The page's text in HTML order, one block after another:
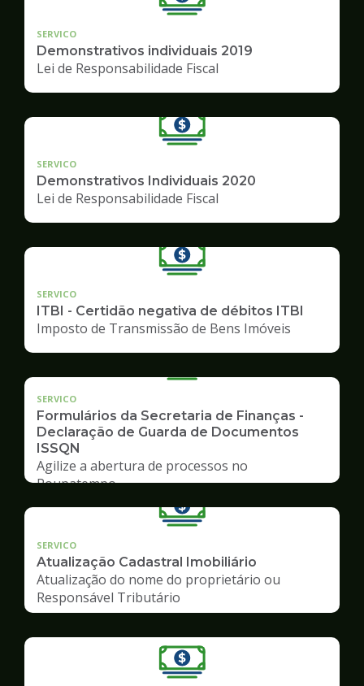
SERVICO
Demonstrativos individuais 2019
Lei de Responsabilidade Fiscal
SERVICO
Demonstrativos Individuais 2020
Lei de Responsabilidade Fiscal
SERVICO
ITBI - Certidão negativa de débitos ITBI
Imposto de Transmissão de Bens Imóveis
SERVICO
Formulários da Secretaria de Finanças -
Declaração de Guarda de Documentos
ISSQN
Agilize a abertura de processos no
Poupatempo
SERVICO
Atualização Cadastral Imobiliário
Atualização do nome do proprietário ou
Responsável Tributário